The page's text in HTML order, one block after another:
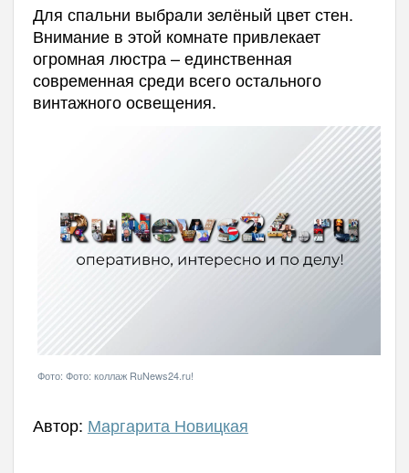
Для спальни выбрали зелёный цвет стен.
Внимание в этой комнате привлекает
огромная люстра – единственная
современная среди всего остального
винтажного освещения.
Фото: Фото: коллаж RuNews24.ru!
Автор: Маргарита Новицкая